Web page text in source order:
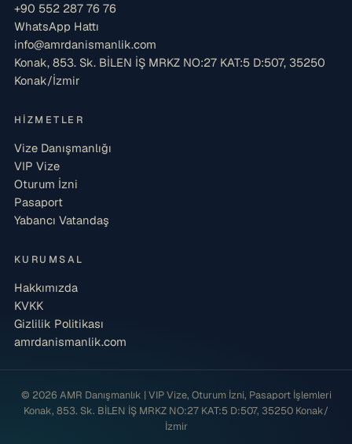
+90 552 287 76 76
WhatsApp Hattı
info@amrdanismanlik.com
Konak, 853. Sk. BİLEN İŞ MRKZ NO:27 KAT:5 D:507, 35250
Konak/İzmir
HIZMETLER
Vize Danışmanlığı
VIP Vize
Oturum İzni
Pasaport
Yabancı Vatandaş
KURUMSAL
Hakkımızda
KVKK
Gizlilik Politikası
amrdanismanlik.com
© 2026 AMR Danışmanlık | VIP Vize, Oturum İzni, Pasaport İşlemleri
Konak, 853. Sk. BİLEN İŞ MRKZ NO:27 KAT:5 D:507, 35250 Konak/
İzmir